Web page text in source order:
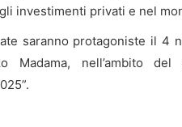
investimenti privati e nel
saranno protagoniste il 4
Madama, nell’ambito